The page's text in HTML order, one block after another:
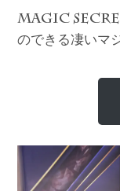
MAGIC
のできる凄いマ